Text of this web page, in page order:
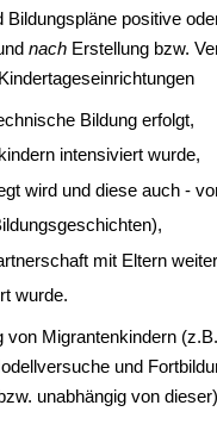
positive
nach Erstellung bzw.
Bildung erfolgt,
intensiviert wurde,
wird und diese auch -
mit Eltern
wurde.
Migrantenkindern
und
unabhängig von